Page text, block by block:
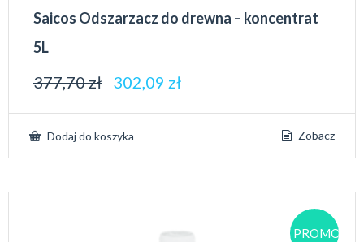
Saicos Odszarzacz do drewna – koncentrat
5L
377,70zł 302,09 zł
Dodaj do koszyka Zobacz